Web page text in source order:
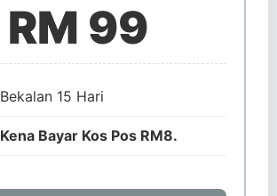
RM 99
Bekalan 15 Hari
Kena Bayar Kos Pos RM8.